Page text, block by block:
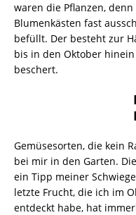
waren die Pflanzen,
Blumenkästen fast
befüllt. Der besteht zur
bis in den Oktober
beschert.
Gemüsesorten, die kein
bei mir in den Garten. Die
ein Tipp meiner
letzte Frucht, die ich im
entdeckt habe, hat